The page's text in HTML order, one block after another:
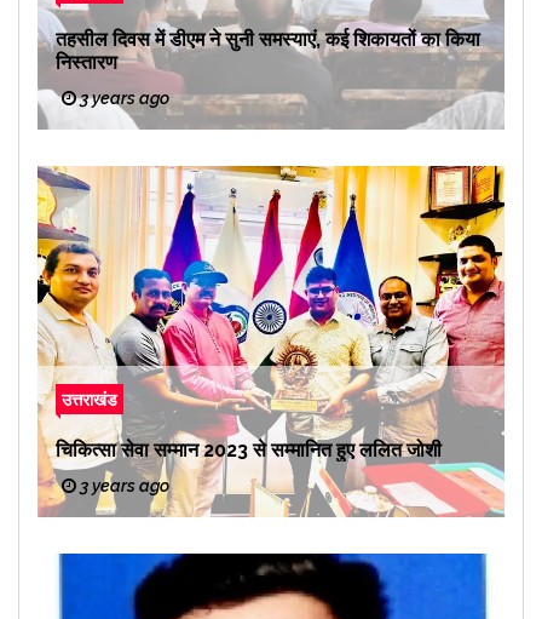
तहसील दिवस में डीएम ने सुनी समस्याएं, कई शिकायतों का किया
निस्तारण
3 years ago
उत्तराखंड
चिकित्सा सेवा सम्मान 2023 से सम्मानित हुए ललित जोशी
3 years ago